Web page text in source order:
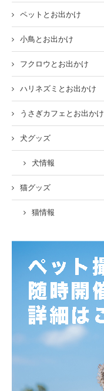
ペットとお出かけ
小鳥とお出かけ
フクロウとお出かけ
ハリネズミとお出かけ
うさぎカフェとお出かけ
犬グッズ
犬情報
猫グッズ
猫情報